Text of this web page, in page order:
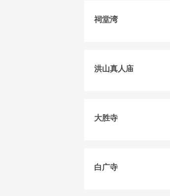
祠堂湾
洪山真人庙
大胜寺
白广寺